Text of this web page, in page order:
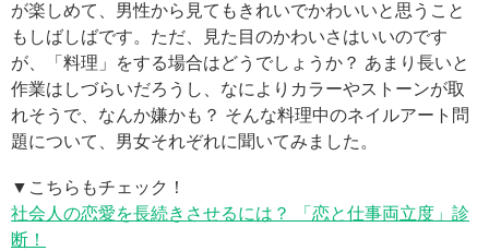
が楽しめて、男性から見てもきれいでかわいいと思うこと
もしばしばです。ただ、見た目のかわいさはいいのです
が、「料理」をする場合はどうでしょうか？ あまり長いと
作業はしづらいだろうし、なによりカラーやストーンが取
れそうで、なんか嫌かも？ そんな料理中のネイルアート問
題について、男女それぞれに聞いてみました。
▼こちらもチェック！
社会人の恋愛を長続きさせるには？ 「恋と仕事両立度」診
断！